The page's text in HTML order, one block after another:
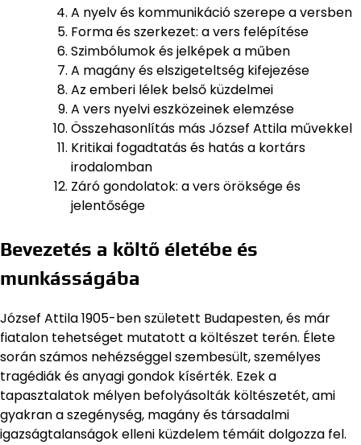
A nyelv és kommunikáció szerepe a versben
Forma és szerkezet: a vers felépítése
Szimbólumok és jelképek a műben
A magány és elszigeteltség kifejezése
Az emberi lélek belső küzdelmei
A vers nyelvi eszközeinek elemzése
Összehasonlítás más József Attila művekkel
Kritikai fogadtatás és hatás a kortárs
irodalomban
Záró gondolatok: a vers öröksége és
jelentősége
Bevezetés a költő életébe és
munkásságába
József Attila 1905-ben született Budapesten, és már
fiatalon tehetséget mutatott a költészet terén. Élete
során számos nehézséggel szembesült, személyes
tragédiák és anyagi gondok kísérték. Ezek a
tapasztalatok mélyen befolyásolták költészetét, ami
gyakran a szegénység, magány és társadalmi
igazságtalanságok elleni küzdelem témáit dolgozza fel.